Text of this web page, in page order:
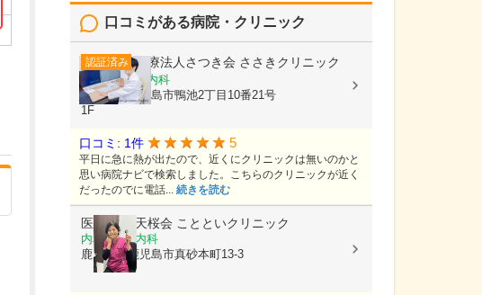
口コミがある病院・クリニック
認証済み 医療法人さつき会 ささきクリニック
内科, 循環器内科
鹿児島県鹿児島市鴨池2丁目10番21号
1F
口コミ: 1件 5
平日に急に熱が出たので、近くにクリニックは無いのかと
思い病院ナビで検索しました。こちらのクリニックが近く
だったのでに電話... 続きを読む
医療法人 天桜会 ことといクリニック
内科, 血液内科
鹿児島県鹿児島市真砂本町13-3